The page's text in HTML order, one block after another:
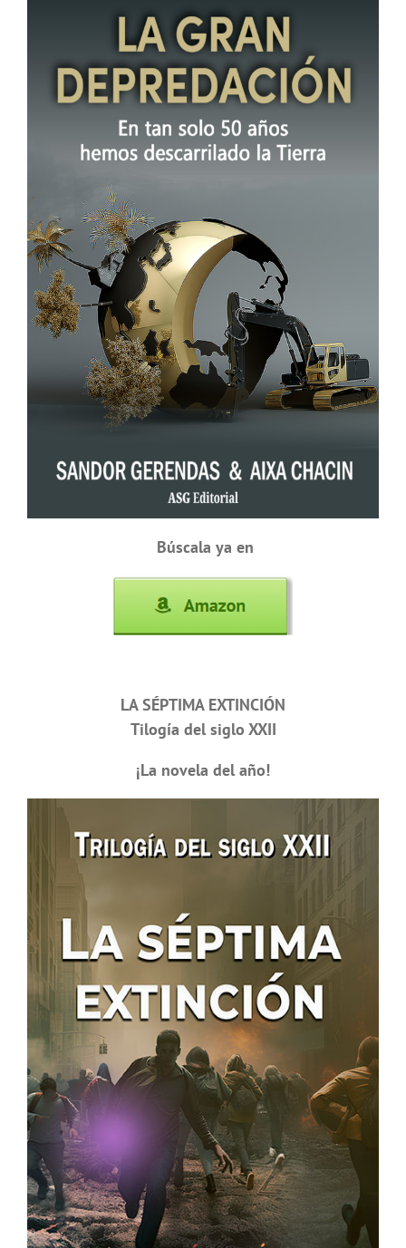
Búscala ya en
LA SÉPTIMA EXTINCIÓN
Tilogía del siglo XXII
¡La novela del año!